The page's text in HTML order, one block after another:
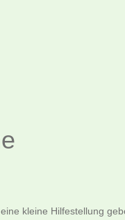
kleine Hilfestellung